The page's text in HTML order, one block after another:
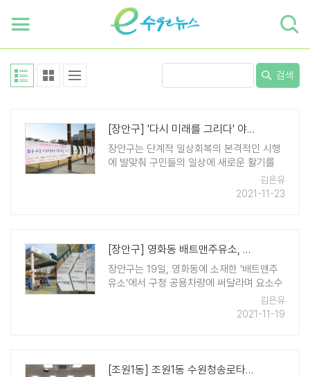
검색
[장안구] '다시 미래를 그리다' 야외 전시 30일까지
장안구는 단계적 일상회복의 본격적인 시행
에 발맞춰 구민들의 일상에 새로운 활기를
더하기 위한 '다시 미래를 그리다' 야외 전시
회를 지난 30일까지 장안구청 광장에서 전
김은유
2021-11-23
[장안구] 영화동 배트맨주유소, 장안구에 요소수 기부
장안구는 19일, 영화동에 소재한 '배트맨주
유소'에서 구청 공용차량에 써달라며 요소수
200L(10L, 20통)를 기부했다고 밝혔다. 최
은주 배트맨주유소 대표는 구에 직접 전화를
김은유
2021-11-19
[조원1동] 조원1동 수원청송로타리클럽, 대추골 온정 나눔